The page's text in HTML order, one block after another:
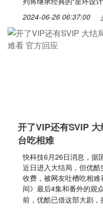
2024-06-26 06:37:00
开了VIP还有SVIP
台吃相难
快科技6月26日消息，据
近日进入大结局，但优酷
收费，被网友吐槽吃相
间》最后4集和番外的观
前，优酷已借这部大剧